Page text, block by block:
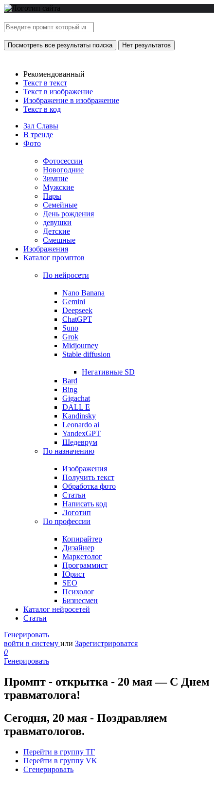
Посмотреть все результаты поиска Нет результатов
Рекомендованный
Текст в текст
Текст в изображение
Изображение в изображение
Текст в код
Зал Славы
В тренде
Фото
Фотосессии
Новогодние
Зимние
Мужские
Пары
Семейные
День рождения
девушки
Детские
Смешные
Изображения
Каталог промптов
По нейросети
Nano Banana
Gemini
Deepseek
ChatGPT
Suno
Grok
Midjourney
Stable diffusion
Негативные SD
Bard
Bing
Gigachat
DALL E
Kandinsky
Leonardo ai
YandexGPT
Шедеврум
По назначению
Изображения
Получить текст
Обработка фото
Статьи
Написать код
Логотип
По профессии
Копирайтер
Дизайнер
Маркетолог
Программист
Юрист
SEO
Психолог
Бизнесмен
Каталог нейросетей
Статьи
Генерировать
войти в систему или Зарегистрироватся
0
Генерировать
Промпт - открытка - 20 мая — С Днем
травматолога!
Сегодня, 20 мая - Поздравляем
травматологов.
Перейти в группу ТГ
Перейти в группу VK
Сгенерировать